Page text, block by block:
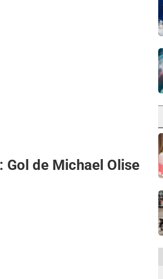
Gol de Michael Olise